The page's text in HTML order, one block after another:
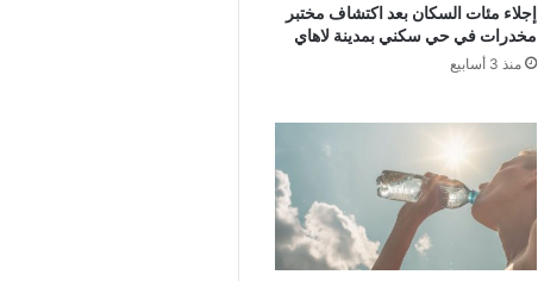
إجلاء مئات السكان بعد اكتشاف مختبر
مخدرات في حي سكني بمدينة لاهاي
منذ 3 أسابيع